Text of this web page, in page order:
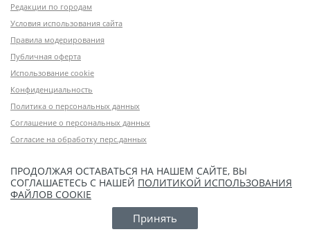
Редакции по городам
Условия использования сайта
Правила модерирования
Публичная оферта
Использование cookie
Конфиденциальность
Политика о персональных данных
Соглашение о персональных данных
Согласие на обработку перс.данных
ПРОДОЛЖАЯ ОСТАВАТЬСЯ НА НАШЕМ САЙТЕ, ВЫ
СОГЛАШАЕТЕСЬ С НАШЕЙ ПОЛИТИКОЙ ИСПОЛЬЗОВАНИЯ
ФАЙЛОВ COOKIE
Принять